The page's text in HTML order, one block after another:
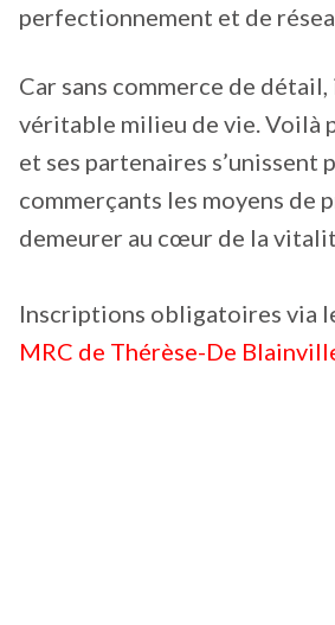
perfectionnement et de
Car sans commerce de détail,
véritable milieu de vie. Voilà
et ses partenaires s’unissent
commerçants les moyens de
demeurer au cœur de la
Inscriptions obligatoires via
MRC de Thérèse-De